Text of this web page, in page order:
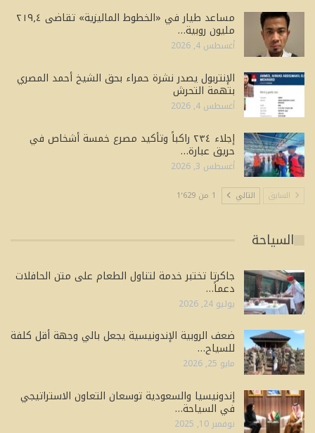
مساعد طيار في «الخطوط الماليزية» تقاضى ٢١٩٫٤
مليون روبية…
أغسطس 4, 2026
الإنتربول يصدر نشرة حمراء بحق الشيخ أحمد المصري
بتهمة التحرش
أغسطس 4, 2026
إجلاء ٢٣٤ راكباً وتأكيد مصرع خمسة أشخاص في
حريق عبارة…
أغسطس 3, 2026
السابق التالي 1 من 1٬629
السياحة
جاكرتا تختبر خدمة لتناول الطعام على متن الحافلات
دعماً…
يوليو 24, 2026
ضعف الروبية الإندونيسية يجعل بالي وجهة أقل كلفة
للسياح…
مايو 25, 2026
إندونيسيا والسعودية توسعان التعاون الاستراتيجي
في السياحة…
نوفمبر 10, 2025